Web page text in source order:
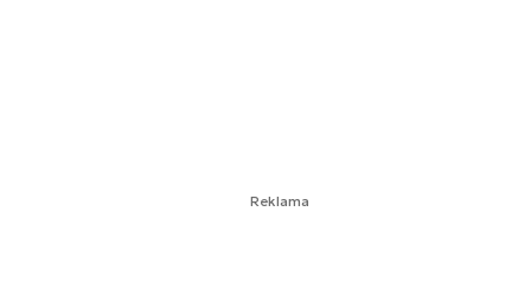
Reklama